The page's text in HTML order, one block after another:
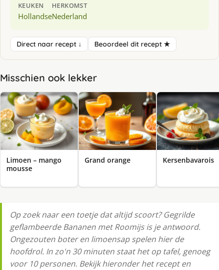
KEUKEN
Hollandse
HERKOMST
Nederland
Direct naar recept ↓ Beoordeel dit recept ★
Misschien ook lekker
Limoen – mango
mousse
Grand orange Kersenbavarois
Op zoek naar een toetje dat altijd scoort? Gegrilde
geflambeerde Bananen met Roomijs is je antwoord.
Ongezouten boter en limoensap spelen hier de
hoofdrol. In zo'n 30 minuten staat het op tafel, genoeg
voor 10 personen. Bekijk hieronder het recept en